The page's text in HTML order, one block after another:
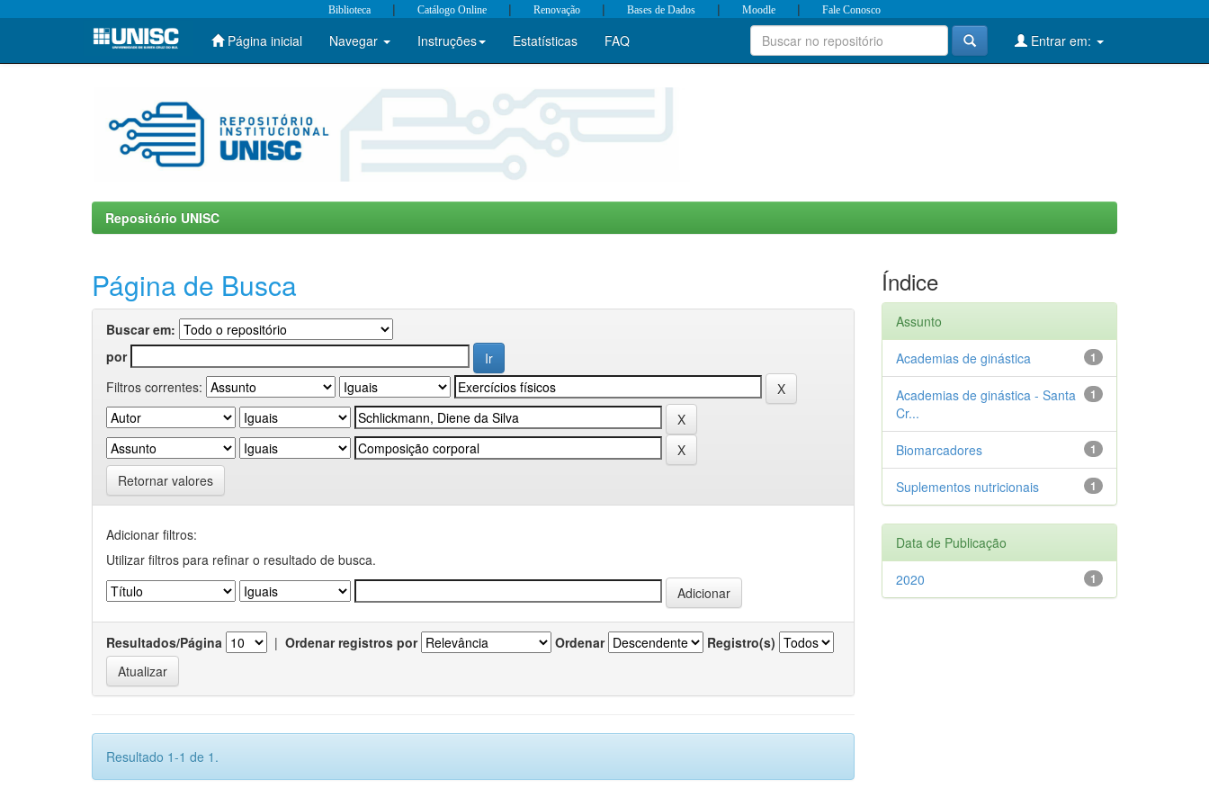
Skip
Biblioteca | Catálogo Online | Renovação | Bases de Dados | Moodle | Fale Conosco
Página inicial Navegar Instruções Estatísticas FAQ Entrar em:
Repositório UNISC
Página de Busca
Buscar em:
por
Filtros correntes:
Retornar valores
Adicionar filtros:
Utilizar filtros para refinar o resultado de busca.
Resultados/Página | Ordenar registros por Ordenar Registro(s)
Resultado 1-1 de 1.
Índice
Assunto
1
Academias de ginástica
1
Academias de ginástica - Santa
Cr...
1
Biomarcadores
1
Suplementos nutricionais
Data de Publicação
1
2020